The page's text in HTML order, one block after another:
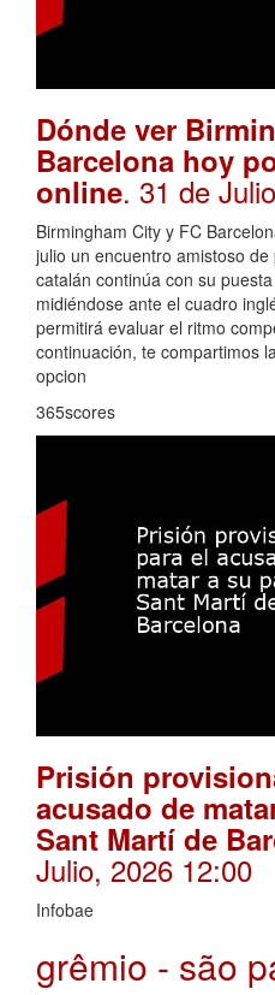
Dónde ver
Barcelona hoy
online. 31 de
Birmingham City y FC
julio un encuentro amistoso
catalán continúa con su
midiéndose ante el cuadro
permitirá evaluar el ritmo
continuación, te compartimos
opcion
365scores
Prisión
acusado de
Sant Martí de
Julio, 2026 12:00
Infobae
grêmio - são